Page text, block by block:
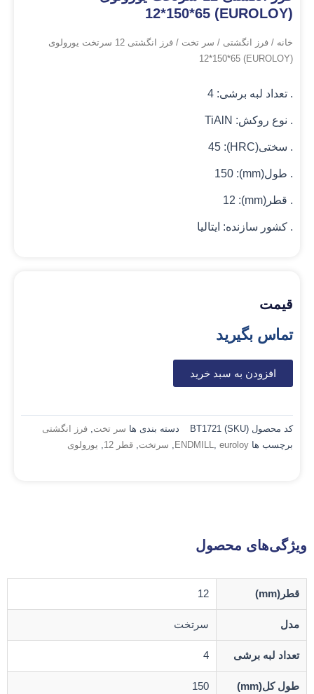
(EUROLOY) 12*150*65
خانه / فرز انگشتی / سر تخت
/ فرز انگشتی 12 سرتخت یورولوی
(EUROLOY) 12*150*65
. تعداد لبه برشی: 4
. نوع روکش: TiAlN
. سختی(HRC): 45
. طول(mm): 150
. قطر(mm): 12
. کشور سازنده: ایتالیا
قیمت
تماس بگیرید
افزودن به سبد خرید
کد محصول (SKU) BT1721 دسته بندی ها سر تخت فرز انگشتی
برچسب ها
ENDMILL euroloy سرتخت قطر 12 یورولوی
ویژگی‌های محصول
قطر(mm) 12
مدل سرتخت
تعداد لبه برشی 4
طول کل(mm) 150